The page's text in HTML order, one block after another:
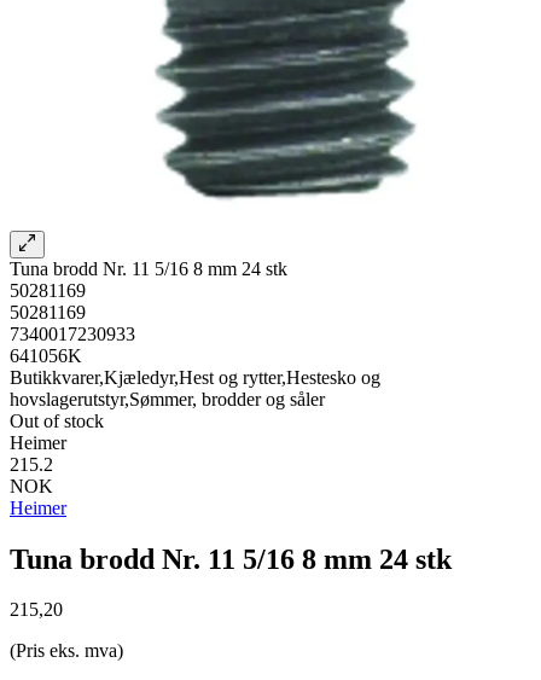
Tuna brodd Nr. 11 5/16 8 mm 24 stk
50281169
50281169
7340017230933
641056K
Butikkvarer,Kjæledyr,Hest og rytter,Hestesko og
hovslagerutstyr,Sømmer, brodder og såler
Out of stock
Heimer
215.2
NOK
Heimer
Tuna brodd Nr. 11 5/16 8 mm 24 stk
215,20
(Pris eks. mva)